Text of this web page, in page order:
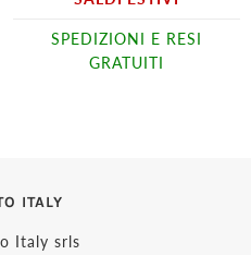
SPEDIZIONI E RESI
GRATUITI
ITALY
Italy srls